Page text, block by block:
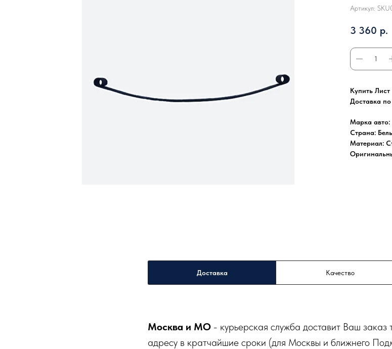
Артикул:
3 360 р.
Купить
Доставка
Марка авто:
Страна:
Материал:
Доставка Качество
Москва и МО - курьерская служба доставит Ваш
адресу в кратчайшие сроки (для Москвы и ближнего